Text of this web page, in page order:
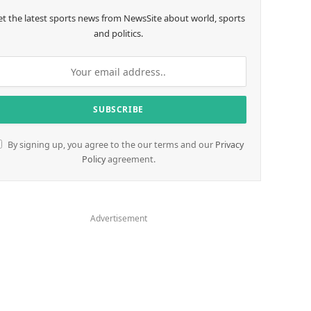
the latest sports news from NewsSite about world, sports
and politics.
By signing up, you agree to the our terms and our Privacy
Policyagreement.
Advertisement